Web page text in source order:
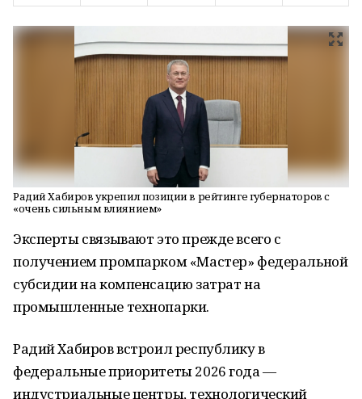
Радий Хабиров укрепил позиции в рейтинге губернаторов с
«очень сильным влиянием»
Эксперты связывают это прежде всего с
получением промпарком «Мастер» федеральной
субсидии на компенсацию затрат на
промышленные технопарки.
Радий Хабиров встроил республику в
федеральные приоритеты 2026 года —
индустриальные центры, технологический